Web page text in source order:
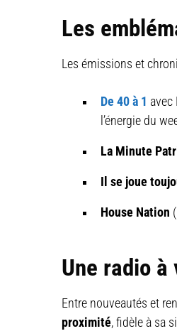
Les
Les émissions et
De 40 à 1 avec
l’énergie du
La Minute
Il se joue
House Nation
Une radio à
Entre nouveautés et
proximité, fidèle à sa